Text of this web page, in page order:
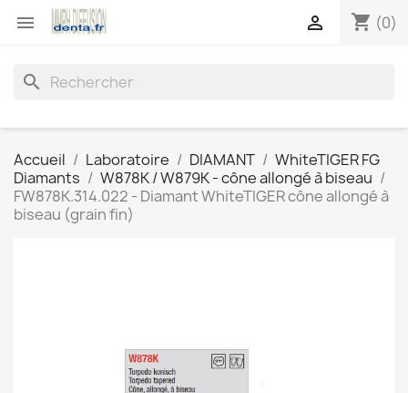
 shopping_cart (0)

search
Accueil Laboratoire DIAMANT
WhiteTIGER FG
Diamants
W878K / W879K - cône allongé à biseau
FW878K.314.022 - Diamant WhiteTIGER cône allongé à
biseau (grain fin)